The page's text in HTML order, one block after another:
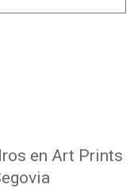
en Art Prints